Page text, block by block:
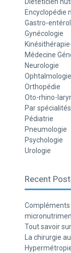
Diététicien
Encyclopédie
Gastro-
Gynécologie
Médecine
Neurologie
Ophtalmologie
Orthopédie
Oto-rhino-
Par spécialités
Pédiatrie
Pneumologie
Psychologie
Urologie
Recent
Compléments
Tout savoir
La chirurgie